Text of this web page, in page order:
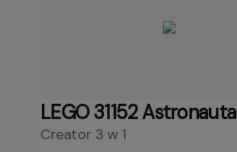
LEGO 31152 Astronauta
Creator 3 w 1